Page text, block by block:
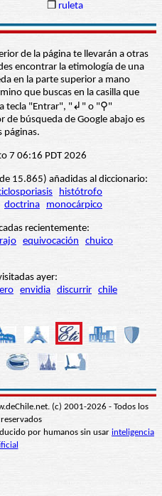
❒ ruleta
de la página te llevarán a otras
encontrar la etimología de una
en la parte superior a mano
que buscas en la casilla que
la tecla "Entrar", "↲" o "⚲"
búsqueda de Google abajo es
páginas.
7 06:16 PDT 2026
15.865) añadidas al diccionario:
histótrofo
doctrina monocárpico
recientemente:
equivocación
chuico
ayer:
envidia discurrir chile
(c) 2001-2026 - Todos los
por humanos sin usar inteligencia